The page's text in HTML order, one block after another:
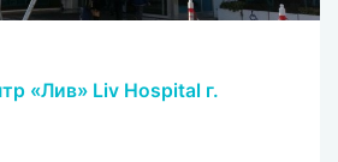
«Лив» Liv Hospital г.